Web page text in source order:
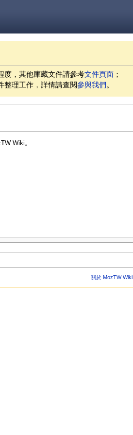
度，其他庫藏文件請參考文件頁面 ；
整理工作，詳情請查閱參與我們。
Wiki。
關於 MozTW Wiki